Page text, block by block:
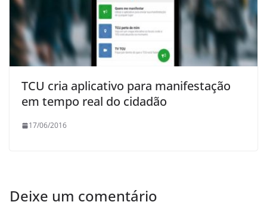
TCU cria aplicativo para manifestação
em tempo real do cidadão
17/06/2016
Deixe um comentário